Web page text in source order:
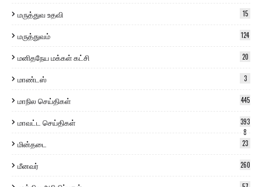
மருத்துவ உதவி 15
மருத்துவம் 124
மனிதநேய மக்கள் கட்சி 20
மாண்டஸ் 3
மாநில செய்திகள் 445
மாவட்ட செய்திகள்
393
8
மின்தடை 23
மீனவர் 260